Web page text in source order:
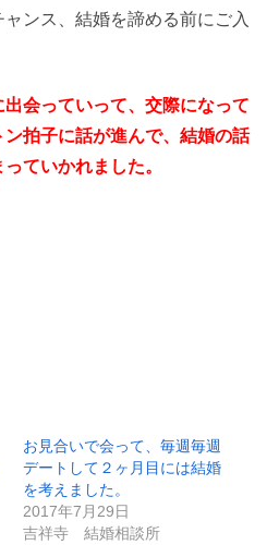
ンス、結婚を諦める前にご入
会っていって、交際になって
拍子に話が進んで、結婚の話
ていかれました。
お見合いで会って、毎週毎週
デートして２ヶ月目には結婚
を考えました。
2017年7月29日
吉祥寺 結婚相談所